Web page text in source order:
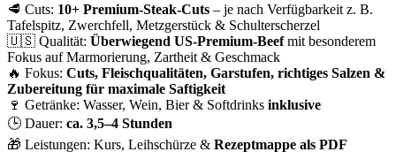
🥩 Cuts: 10+ Premium-Steak-Cuts – je nach Verfügbarkeit z. B.
Tafelspitz, Zwerchfell, Metzgerstück & Schulterscherzel
🇺🇸 Qualität: Überwiegend US-Premium-Beefmit besonderem
Fokus auf Marmorierung, Zartheit & Geschmack
🔥 Fokus: Cuts, Fleischqualitäten, Garstufen, richtiges Salzen &
Zubereitung für maximale Saftigkeit
🍷 Getränke: Wasser, Wein, Bier & Softdrinks inklusive
🕒 Dauer: ca. 3,5–4 Stunden
🎁 Leistungen: Kurs, Leihschürze & Rezeptmappe als PDF